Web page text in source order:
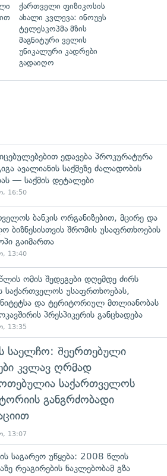
ქართველი ფიზიკოსის
ახალი კვლევა: ინოუეს
ტელესკოპმა მზის
მაგნიტური ველის
უნიკალური კადრები
გადაიღო
ედავება პროკურატურა
ავალიანის საქმეზე ძალადობის
— საქმის დეტალები
16:50
ბანკის ორგანიზებით, მცირე და
ბიზნესისთვის შრომის უსაფრთხოების
გაიმართა
13:40
ომის შედეგები დღემდე ძირს
საქართველოს უსაფრთხოებას,
და ტერიტორიულ მთლიანობას
პრესპიკერის განცხადება
13:35
საელჩო: შეერთებული
კვლავ ღრმად
საქართველოს
განგრძობადი
13:07
საგარეო უწყება: 2008 წლის
რეაგირების ნაკლებობამ გზა